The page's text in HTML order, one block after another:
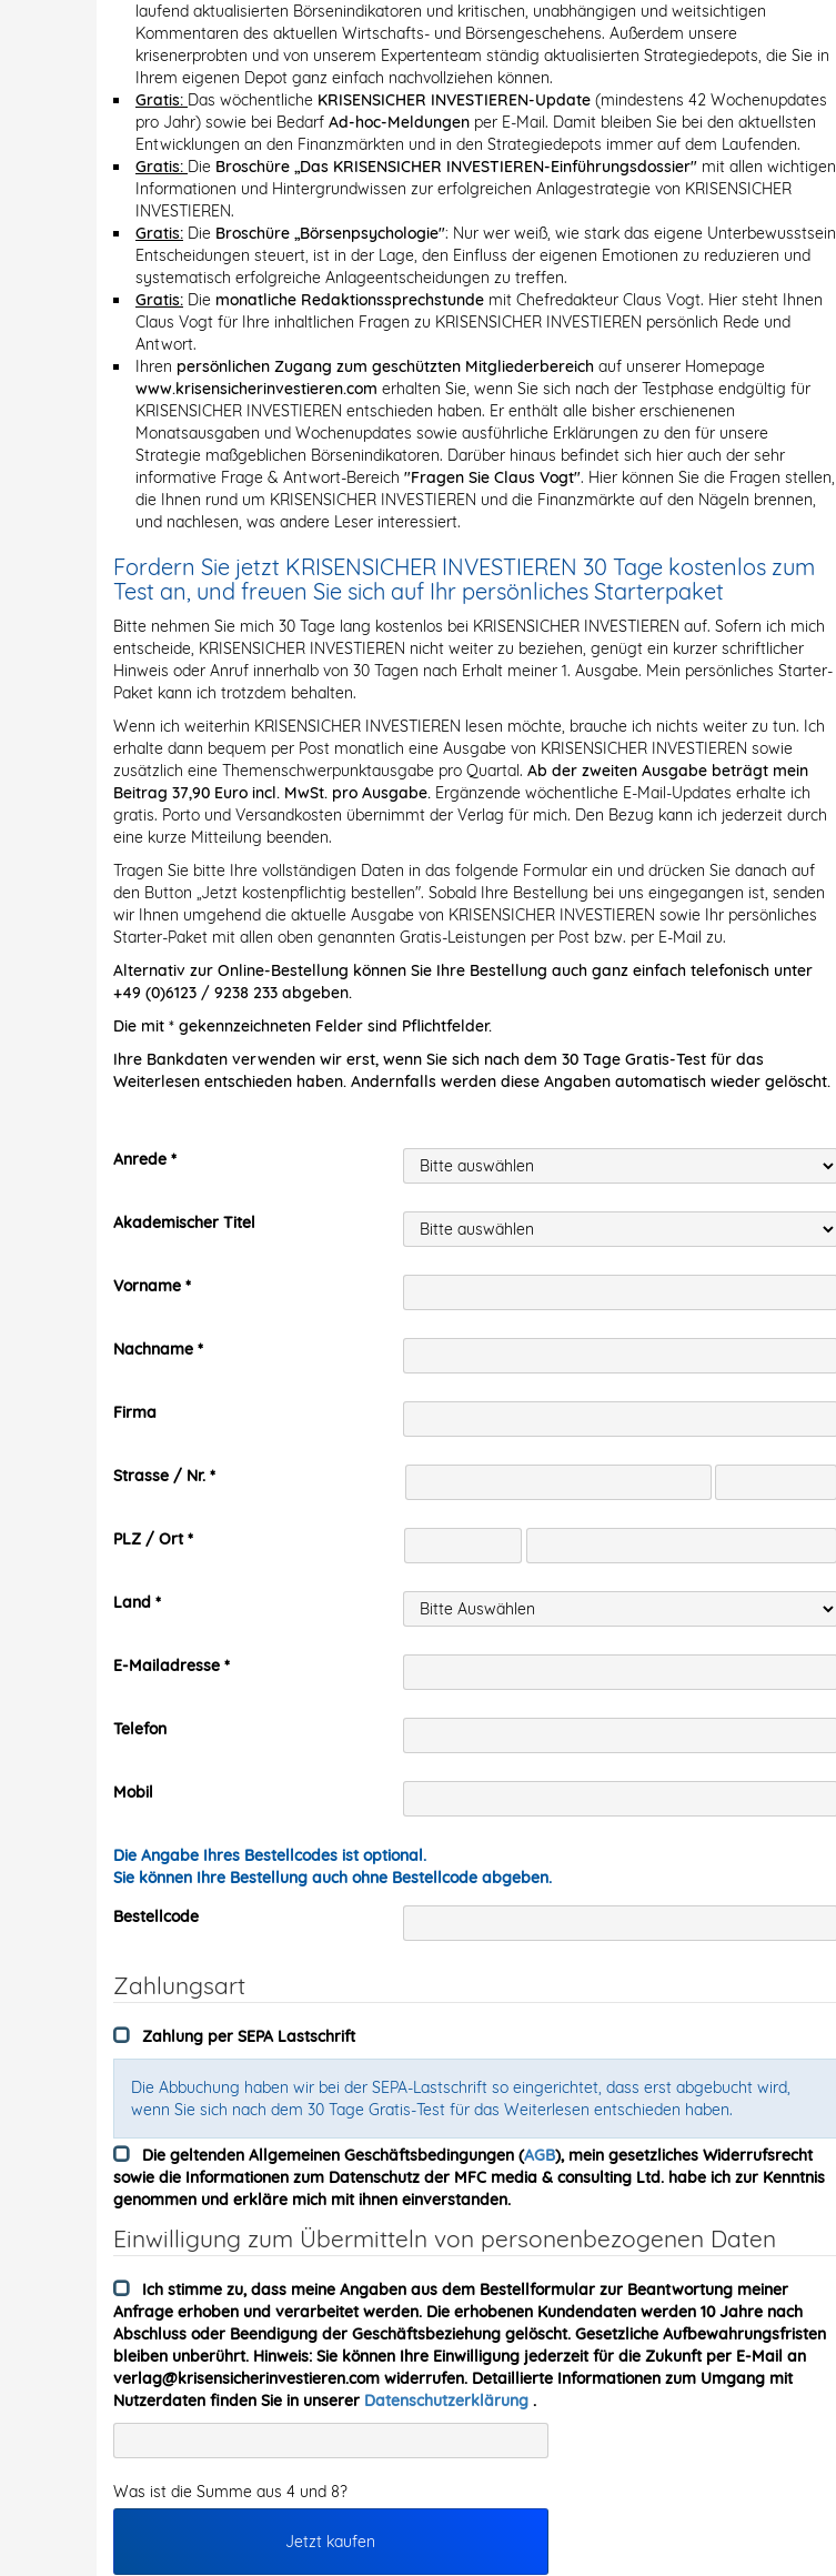
laufend aktualisierten Börsenindikatoren und kritischen, unabhängigen und weitsichtigen
Kommentaren des aktuellen Wirtschafts- und Börsengeschehens. Außerdem unsere
krisenerprobten und von unserem Expertenteam ständig aktualisierten Strategiedepots, die Sie in
Ihrem eigenen Depot ganz einfach nachvollziehen können.
Gratis: Das wöchentliche KRISENSICHER INVESTIEREN-Update (mindestens 42 Wochenupdates
pro Jahr) sowie bei Bedarf Ad-hoc-Meldungen per E-Mail. Damit bleiben Sie bei den aktuellsten
Entwicklungen an den Finanzmärkten und in den Strategiedepots immer auf dem Laufenden.
Gratis: Die Broschüre „Das KRISENSICHER INVESTIEREN-Einführungsdossier" mit allen wichtigen
Informationen und Hintergrundwissen zur erfolgreichen Anlagestrategie von KRISENSICHER
INVESTIEREN.
Gratis: Die Broschüre „Börsenpsychologie": Nur wer weiß, wie stark das eigene Unterbewusstsein
Entscheidungen steuert, ist in der Lage, den Einfluss der eigenen Emotionen zu reduzieren und
systematisch erfolgreiche Anlageentscheidungen zu treffen.
Gratis: Die monatliche Redaktionssprechstunde mit Chefredakteur Claus Vogt. Hier steht Ihnen
Claus Vogt für Ihre inhaltlichen Fragen zu KRISENSICHER INVESTIEREN persönlich Rede und
Antwort.
Ihren persönlichen Zugang zum geschützten Mitgliederbereich auf unserer Homepage
www.krisensicherinvestieren.com erhalten Sie, wenn Sie sich nach der Testphase endgültig für
KRISENSICHER INVESTIEREN entschieden haben. Er enthält alle bisher erschienenen
Monatsausgaben und Wochenupdates sowie ausführliche Erklärungen zu den für unsere
Strategie maßgeblichen Börsenindikatoren. Darüber hinaus befindet sich hier auch der sehr
informative Frage & Antwort-Bereich "Fragen Sie Claus Vogt". Hier können Sie die Fragen stellen,
die Ihnen rund um KRISENSICHER INVESTIEREN und die Finanzmärkte auf den Nägeln brennen,
und nachlesen, was andere Leser interessiert.
Fordern Sie jetzt KRISENSICHER INVESTIEREN 30 Tage kostenlos zum
Test an, und freuen Sie sich auf Ihr persönliches Starterpaket
Bitte nehmen Sie mich 30 Tage lang kostenlos bei KRISENSICHER INVESTIEREN auf. Sofern ich mich
entscheide, KRISENSICHER INVESTIEREN nicht weiter zu beziehen, genügt ein kurzer schriftlicher
Hinweis oder Anruf innerhalb von 30 Tagen nach Erhalt meiner 1. Ausgabe. Mein persönliches Starter-
Paket kann ich trotzdem behalten.
Wenn ich weiterhin KRISENSICHER INVESTIEREN lesen möchte, brauche ich nichts weiter zu tun. Ich
erhalte dann bequem per Post monatlich eine Ausgabe von KRISENSICHER INVESTIEREN sowie
zusätzlich eine Themenschwerpunktausgabe pro Quartal. Ab der zweiten Ausgabe beträgt mein
Beitrag 37,90 Euro incl. MwSt. pro Ausgabe. Ergänzende wöchentliche E-Mail-Updates erhalte ich
gratis. Porto und Versandkosten übernimmt der Verlag für mich. Den Bezug kann ich jederzeit durch
eine kurze Mitteilung beenden.
Tragen Sie bitte Ihre vollständigen Daten in das folgende Formular ein und drücken Sie danach auf
den Button „Jetzt kostenpflichtig bestellen". Sobald Ihre Bestellung bei uns eingegangen ist, senden
wir Ihnen umgehend die aktuelle Ausgabe von KRISENSICHER INVESTIEREN sowie Ihr persönliches
Starter-Paket mit allen oben genannten Gratis-Leistungen per Post bzw. per E-Mail zu.
Alternativ zur Online-Bestellung können Sie Ihre Bestellung auch ganz einfach telefonisch unter
+49 (0)6123 / 9238 233 abgeben.
Die mit * gekennzeichneten Felder sind Pflichtfelder.
Ihre Bankdaten verwenden wir erst, wenn Sie sich nach dem 30 Tage Gratis-Test für das
Weiterlesen entschieden haben. Andernfalls werden diese Angaben automatisch wieder gelöscht.
Anrede
Akademischer Titel
Vorname
Nachname
Firma
Strasse / Nr.
PLZ / Ort
Land
E-Mailadresse
Telefon
Mobil
Die Angabe Ihres Bestellcodes ist optional.
Sie können Ihre Bestellung auch ohne Bestellcode abgeben.
Bestellcode
Zahlungsart
Zahlung per SEPA Lastschrift
Die Abbuchung haben wir bei der SEPA-Lastschrift so eingerichtet, dass erst abgebucht wird,
wenn Sie sich nach dem 30 Tage Gratis-Test für das Weiterlesen entschieden haben.
Die geltenden Allgemeinen Geschäftsbedingungen (AGB), mein gesetzliches Widerrufsrecht
sowie die Informationen zum Datenschutz der MFC media & consulting Ltd. habe ich zur Kenntnis
genommen und erkläre mich mit ihnen einverstanden.
Einwilligung zum Übermitteln von personenbezogenen Daten
Ich stimme zu, dass meine Angaben aus dem Bestellformular zur Beantwortung meiner
Anfrage erhoben und verarbeitet werden. Die erhobenen Kundendaten werden 10 Jahre nach
Abschluss oder Beendigung der Geschäftsbeziehung gelöscht. Gesetzliche Aufbewahrungsfristen
bleiben unberührt. Hinweis: Sie können Ihre Einwilligung jederzeit für die Zukunft per E-Mail an
verlag@krisensicherinvestieren.com widerrufen. Detaillierte Informationen zum Umgang mit
Nutzerdaten finden Sie in unserer Datenschutzerklärung .
Was ist die Summe aus 4 und 8?
Jetzt kaufen